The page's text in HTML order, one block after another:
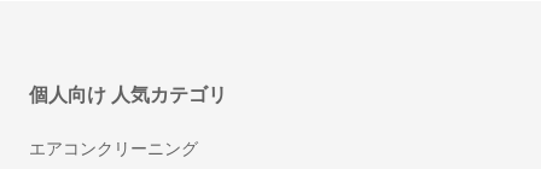
Translead CRM（トランスリード シーアールエ
株式会社Translead
個人向け 人気カテゴリ
エアコンクリーニング